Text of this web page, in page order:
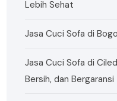
Lebih Sehat
Jasa Cuci Sofa di
Jasa Cuci Sofa di
Bersih, dan Bergaransi